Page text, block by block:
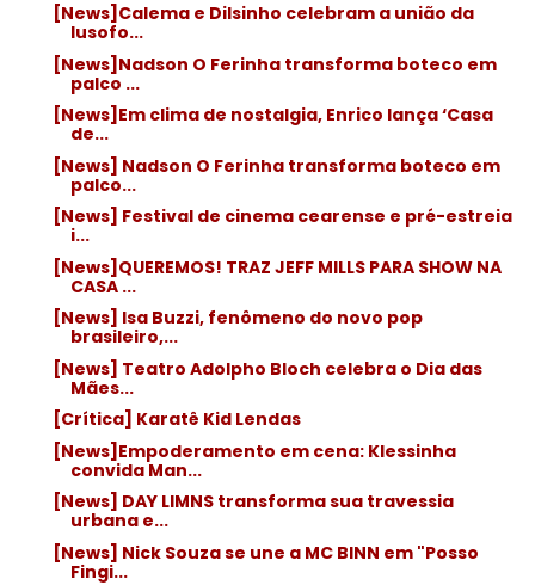
[News]Calema e Dilsinho celebram a união da
lusofo...
[News]Nadson O Ferinha transforma boteco em
palco ...
[News]Em clima de nostalgia, Enrico lança ‘Casa
de...
[News] Nadson O Ferinha transforma boteco em
palco...
[News] Festival de cinema cearense e pré-estreia
i...
[News]QUEREMOS! TRAZ JEFF MILLS PARA SHOW NA
CASA ...
[News] Isa Buzzi, fenômeno do novo pop
brasileiro,...
[News] Teatro Adolpho Bloch celebra o Dia das
Mães...
[Crítica] Karatê Kid Lendas
[News]Empoderamento em cena: Klessinha
convida Man...
[News] DAY LIMNS transforma sua travessia
urbana e...
[News] Nick Souza se une a MC BINN em "Posso
Fingi...